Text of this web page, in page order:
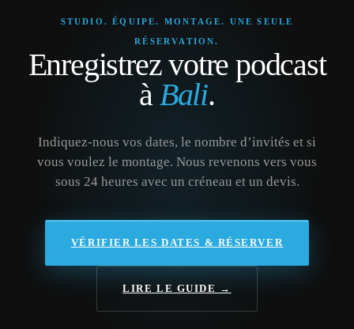
STUDIO. ÉQUIPE. MONTAGE. UNE SEULE
RÉSERVATION.
Enregistrez votre podcast
à Bali.
Indiquez-nous vos dates, le nombre d’invités et si
vous voulez le montage. Nous revenons vers vous
sous 24 heures avec un créneau et un devis.
VÉRIFIER LES DATES & RÉSERVER
LIRE LE GUIDE →